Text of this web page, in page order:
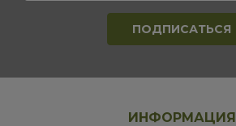
ИНФОРМАЦИЯ